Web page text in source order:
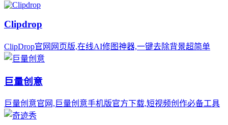
Clipdrop
ClipDrop官网网页版,在线AI修图神器,一键去除背景超简单
巨量创意
巨量创意官网,巨量创意手机版官方下载,短视频创作必备工具